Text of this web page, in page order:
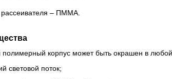
– ПММА.
полимерный корпус может быть окрашен в
световой поток;